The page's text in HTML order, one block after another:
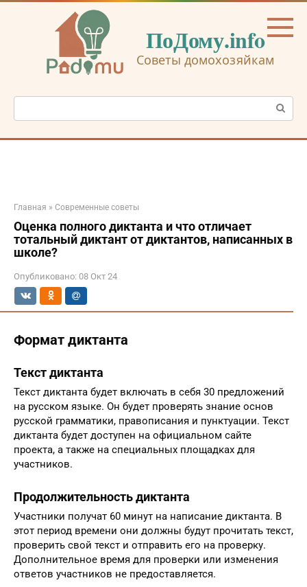
Перейти
ПоДому.info
Советы домохозяйкам
Поиск:
Главная » Современные советы
Оценка полного диктанта и что отличает
тотальный диктант от диктантов, написанных в
школе?
Опубликовано: 08 Окт 24
Формат диктанта
Текст диктанта
Текст диктанта будет включать в себя 30 предложений
на русском языке. Он будет проверять знание основ
русской грамматики, правописания и пунктуации. Текст
диктанта будет доступен на официальном сайте
проекта, а также на специальных площадках для
участников.
Продолжительность диктанта
Участники получат 60 минут на написание диктанта. В
этот период времени они должны будут прочитать текст,
проверить свой текст и отправить его на проверку.
Дополнительное время для проверки или изменения
ответов участников не предоставляется.